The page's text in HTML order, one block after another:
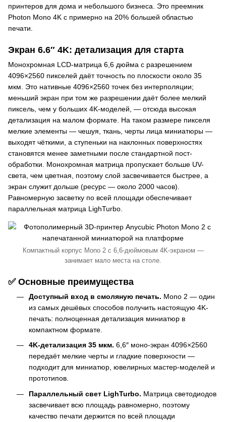
принтеров для дома и небольшого бизнеса. Это преемник
Photon Mono 4K с примерно на 20% большей областью
печати.
Экран 6.6″ 4K: детализация для старта
Монохромная LCD-матрица 6,6 дюйма с разрешением
4096×2560 пикселей даёт точность по плоскости около 35
мкм. Это нативные 4096×2560 точек без интерполяции;
меньший экран при том же разрешении даёт более мелкий
пиксель, чем у больших 4K-моделей, — отсюда высокая
детализация на малом формате. На таком размере пикселя
мелкие элементы — чешуя, ткань, черты лица миниатюры —
выходят чёткими, а ступеньки на наклонных поверхностях
становятся менее заметными после стандартной пост-
обработки. Монохромная матрица пропускает больше UV-
света, чем цветная, поэтому слой засвечивается быстрее, а
экран служит дольше (ресурс — около 2000 часов).
Равномерную засветку по всей площади обеспечивает
параллельная матрица LighTurbo.
Компактный корпус Mono 2 с 6,6-дюймовым 4K-экраном —
занимает мало места на столе.
✅ Основные преимущества
Доступный вход в смоляную печать. Mono 2 — один
из самых дешёвых способов получить настоящую 4K-
печать: полноценная детализация миниатюр в
компактном формате.
4K-детализация 35 мкм. 6,6″ моно-экран 4096×2560
передаёт мелкие черты и гладкие поверхности —
подходит для миниатюр, ювелирных мастер-моделей и
прототипов.
Параллельный свет LighTurbo. Матрица светодиодов
засвечивает всю площадь равномерно, поэтому
качество печати держится по всей площади